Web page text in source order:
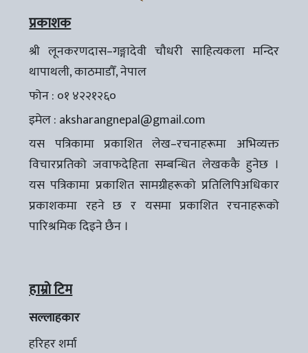
प्रकाशक
श्री लूनकरणदास–गङ्गादेवी चौधरी साहित्यकला मन्दिर
थापाथली, काठमाडौँ, नेपाल
फोन : ०१ ४२२१२६०
इमेल : aksharangnepal@gmail.com
यस पत्रिकामा प्रकाशित लेख–रचनाहरूमा अभिव्यक्त
विचारप्रतिको जवाफदेहिता सम्बन्धित लेखककै हुनेछ ।
यस पत्रिकामा प्रकाशित सामग्रीहरूको प्रतिलिपिअधिकार
प्रकाशकमा रहने छ र यसमा प्रकाशित रचनाहरूको
पारिश्रमिक दिइने छैन ।
हाम्रो टिम
सल्लाहकार
हरिहर शर्मा